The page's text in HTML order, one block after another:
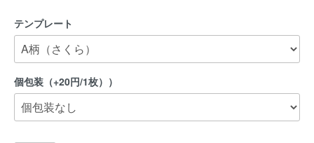
テンプレート
個包装（+20円/1枚））